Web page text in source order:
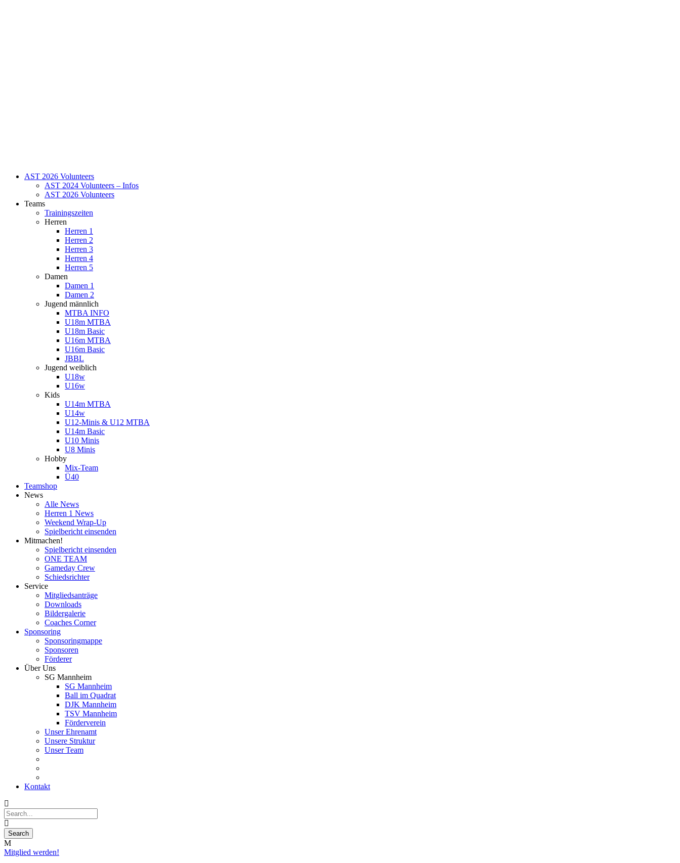
AST 2026 Volunteers
AST 2024 Volunteers – Infos
AST 2026 Volunteers
Teams
Trainingszeiten
Herren
Herren 1
Herren 2
Herren 3
Herren 4
Herren 5
Damen
Damen 1
Damen 2
Jugend männlich
MTBA INFO
U18m MTBA
U18m Basic
U16m MTBA
U16m Basic
JBBL
Jugend weiblich
U18w
U16w
Kids
U14m MTBA
U14w
U12-Minis & U12 MTBA
U14m Basic
U10 Minis
U8 Minis
Hobby
Mix-Team
Ü40
Teamshop
News
Alle News
Herren 1 News
Weekend Wrap-Up
Spielbericht einsenden
Mitmachen!
Spielbericht einsenden
ONE TEAM
Gameday Crew
Schiedsrichter
Service
Mitgliedsanträge
Downloads
Bildergalerie
Coaches Corner
Sponsoring
Sponsoringmappe
Sponsoren
Förderer
Über Uns
SG Mannheim
SG Mannheim
Ball im Quadrat
DJK Mannheim
TSV Mannheim
Förderverein
Unser Ehrenamt
Unsere Struktur
Unser Team
Kontakt
Mitglied werden!